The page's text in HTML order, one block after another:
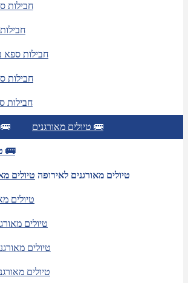
חבילות
חבילות ספא
חבילות
חבילות
טיולים מאורגנים 🚌 טיולים מאורגנים 🚌
טיולים מאורגנים 🚌
טיולים מאורגנים לאירופה טיולים
טיולים
טיולים
טיולים
טיולים